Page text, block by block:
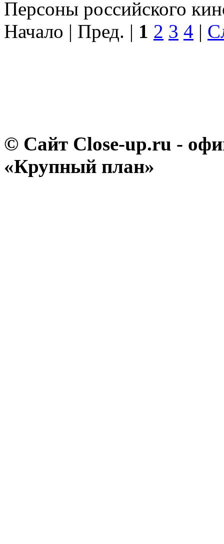
Персоны российского
Начало | Пред. | 1 2 3 4 |
© Сайт Close-up.ru -
«Крупный план»